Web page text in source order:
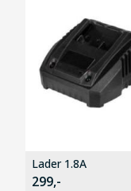
Lader 1.8A
299,-